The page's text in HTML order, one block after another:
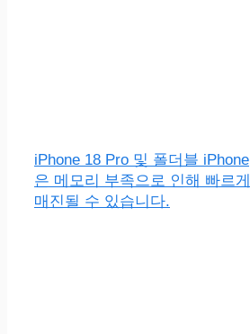
iPhone 18 Pro 및 폴더블 iPhone
은 메모리 부족으로 인해 빠르게
매진될 수 있습니다.